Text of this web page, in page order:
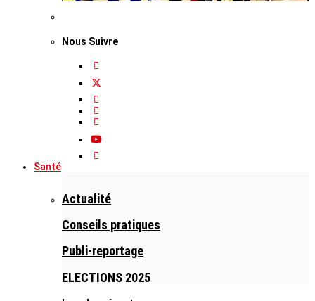
Nous Suivre
Santé
Actualité
Conseils pratiques
Publi-reportage
ELECTIONS 2025